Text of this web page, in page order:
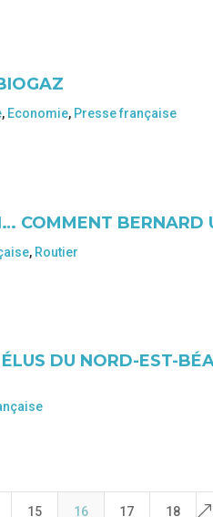
, Economie, Presse française
COMMENT BERNARD
, Routier
DU NORD-EST-
15 16 17 18